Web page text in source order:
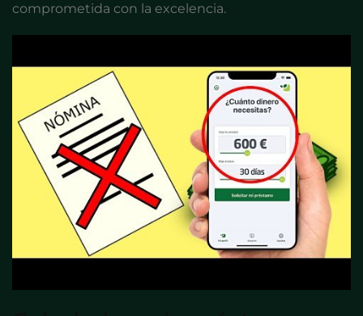
comprometida con la excelencia.